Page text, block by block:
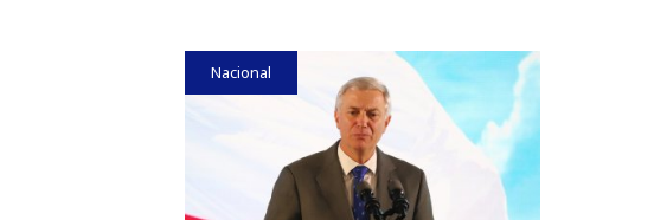
Nacional